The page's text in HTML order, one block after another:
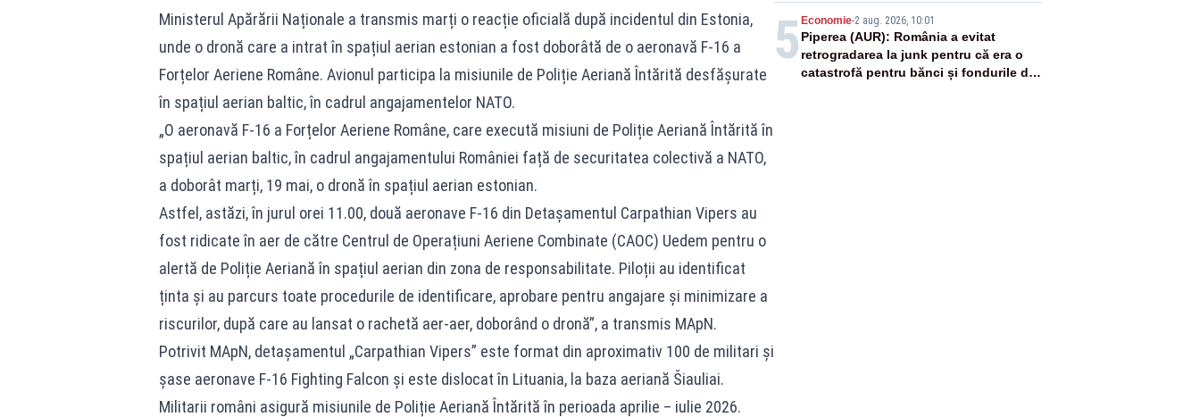
Ministerul Apărării Naționale a transmis marți o reacție oficială după incidentul din Estonia,
unde o dronă care a intrat în spațiul aerian estonian a fost doborâtă de o aeronavă F-16 a
Forțelor Aeriene Române. Avionul participa la misiunile de Poliție Aeriană Întărită desfășurate
în spațiul aerian baltic, în cadrul angajamentelor NATO.
„O aeronavă F-16 a Forțelor Aeriene Române, care execută misiuni de Poliție Aeriană Întărită în
spațiul aerian baltic, în cadrul angajamentului României față de securitatea colectivă a NATO,
a doborât marți, 19 mai, o dronă în spațiul aerian estonian.
Astfel, astăzi, în jurul orei 11.00, două aeronave F-16 din Detașamentul Carpathian Vipers au
fost ridicate în aer de către Centrul de Operațiuni Aeriene Combinate (CAOC) Uedem pentru o
alertă de Poliție Aeriană în spațiul aerian din zona de responsabilitate. Piloții au identificat
ținta și au parcurs toate procedurile de identificare, aprobare pentru angajare și minimizare a
riscurilor, după care au lansat o rachetă aer-aer, doborând o dronă”, a transmis MApN.
Potrivit MApN, detașamentul „Carpathian Vipers” este format din aproximativ 100 de militari și
șase aeronave F-16 Fighting Falcon și este dislocat în Lituania, la baza aeriană Šiauliai.
Militarii români asigură misiunile de Poliție Aeriană Întărită în perioada aprilie – iulie 2026.
5 Economie-2 aug. 2026, 10:01
Piperea (AUR): România a evitat
retrogradarea la junk pentru că era o
catastrofă pentru bănci și fondurile de